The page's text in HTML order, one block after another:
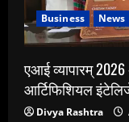
Business News
एआई व्यापारम्
आर्टिफिशियल
Divya Rashtra